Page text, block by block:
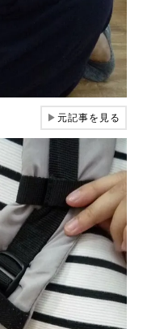
▶元記事を見る